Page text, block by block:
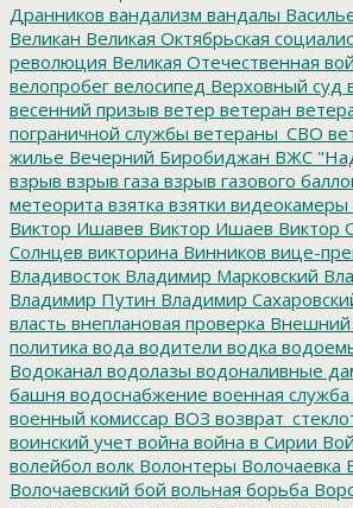
Дранников вандализм вандалы
Великан Великая Октябрьская
революция Великая Отечественная
велопробег велосипед Верховный суд
весенний призыв ветер ветеран
пограничной службы ветераны_СВО
жилье Вечерний Биробиджан ВЖС
взрыв взрыв газа взрыв газового
метеорита взятка взятки видеокамеры
Виктор Ишавев Виктор Ишаев Виктор
Солнцев викторина Винников вице-
Владивосток Владимир Марковский
Владимир Путин Владимир
власть внеплановая проверка Внешний
политика вода водители водка
Водоканал водолазы водоналивные
башня водоснабжение военная служба
военный комиссар ВОЗ
воинский учет война война в Сирии
волейбол волк Волонтеры Волочаевка
Волочаевский бой вольная борьба